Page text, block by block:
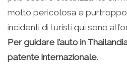
molto pericolosa e
incidenti di turisti qui sono
Per guidare l’auto in
patente internazionale.